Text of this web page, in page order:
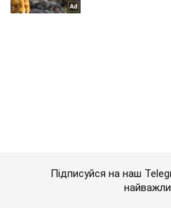
Важливе